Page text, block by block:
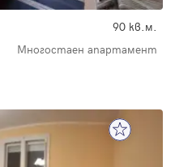
90 кв.м.
Многостаен апартамент